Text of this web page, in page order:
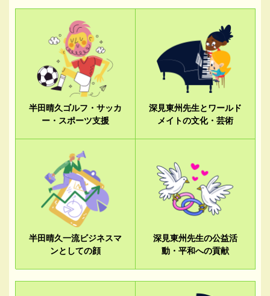
半田晴久ゴルフ・サッカ
ー・スポーツ支援
深見東州先生とワールド
メイトの文化・芸術
半田晴久一流ビジネスマ
ンとしての顔
深見東州先生の公益活
動・平和への貢献